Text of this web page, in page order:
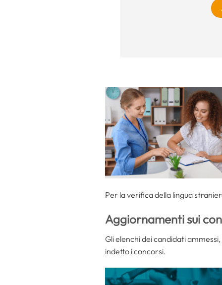
Per la verifica della lingua
Aggiornamenti sui
Gli elenchi dei candidati
indetto i concorsi.